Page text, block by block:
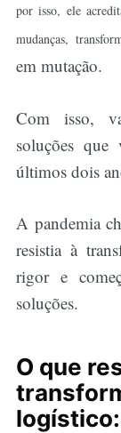
por isso, ele
mudanças,
em mutação.
Com isso,
soluções
últimos dois
A pandemia
resistia à
rigor e
soluções.
O que
logístico: